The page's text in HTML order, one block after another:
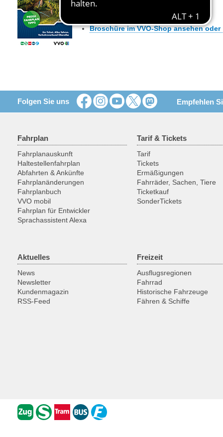
Region dargestellt ist.
Broschüre im VVO-Shop ansehen
Folgen Sie uns Empfehlen
Fahrplan
Fahrplanauskunft
Haltestellenfahrplan
Abfahrten & Ankünfte
Fahrplanänderungen
Fahrplanbuch
VVO mobil
Fahrplan für Entwickler
Sprachassistent Alexa
Tarif & Tickets
Tarif
Tickets
Ermäßigungen
Fahrräder, Sachen, Tiere
Ticketkauf
SonderTickets
Aktuelles
News
Newsletter
Kundenmagazin
RSS-Feed
Freizeit
Ausflugsregionen
Fahrrad
Historische Fahrzeuge
Fähren & Schiffe